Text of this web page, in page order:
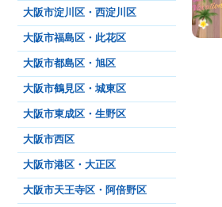
大阪市淀川区・西淀川区
大阪市福島区・此花区
大阪市都島区・旭区
大阪市鶴見区・城東区
大阪市東成区・生野区
大阪市西区
大阪市港区・大正区
大阪市天王寺区・阿倍野区